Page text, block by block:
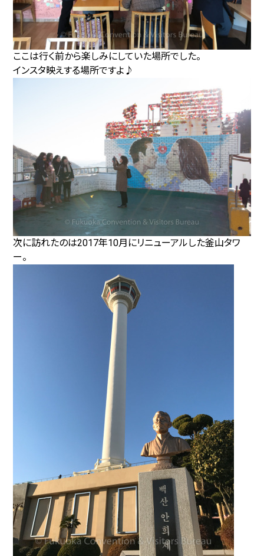
ここは行く前から楽しみにしていた場所でした。
インスタ映えする場所ですよ♪
次に訪れたのは2017年10月にリニューアルした釜山タワ
ー。